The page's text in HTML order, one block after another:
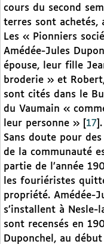
cours du second
terres sont achetés,
Les « Pionniers
Amédée-Jules
épouse, leur fille
broderie » et
sont cités dans le
du Vaumain «
leur personne »
17 .
Sans doute pour
de la communauté
partie de l’année
les fouriéristes
propriété. Amédée-
s’installent à Nesle-
sont recensés en
Duponchel, au